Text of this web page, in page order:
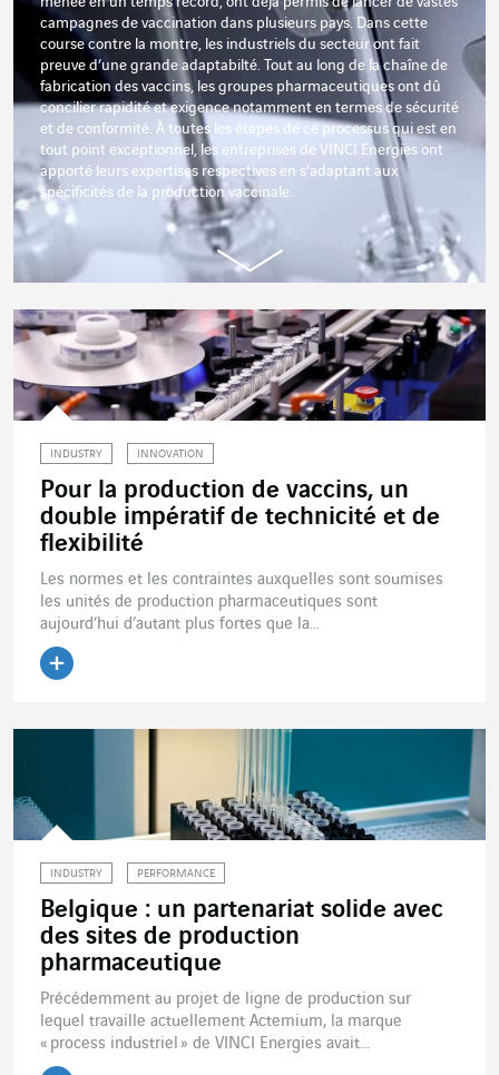
campagnes de vaccination dans plusieurs pays. Dans cette
course contre la montre, les industriels du secteur ont fait
preuve d’une grande adaptabilté. Tout au long de la chaîne de
fabrication des vaccins, les groupes pharmaceutiques ont dû
concilier rapidité et exigence notamment en termes de sécurité
et de conformité. À toutes les étapes de ce processus qui est en
tout point exceptionnel, les entreprises de VINCI Energies ont
apporté leurs expertises respectives en s’adaptant aux
spécificités de la production vaccinale.
INDUSTRY INNOVATION
Pour la production de vaccins, un
double impératif de technicité et de
flexibilité
Les normes et les contraintes auxquelles sont soumises
les unités de production pharmaceutiques sont
aujourd’hui d’autant plus fortes que la...
INDUSTRY PERFORMANCE
Belgique : un partenariat solide avec
des sites de production
pharmaceutique
Précédemment au projet de ligne de production sur
lequel travaille actuellement Actemium, la marque
« process industriel » de VINCI Energies avait...